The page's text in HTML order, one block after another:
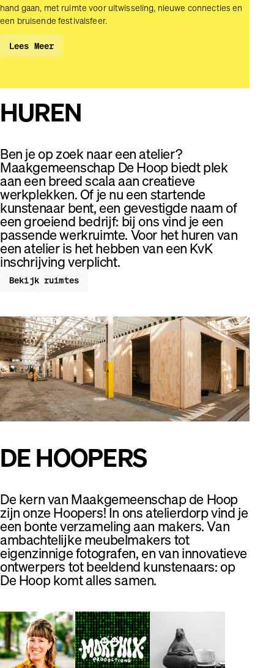
hand gaan, met ruimte voor uitwisseling, nieuwe connecties en
een bruisende festivalsfeer.
Lees Meer
HUREN
Ben je op zoek naar een atelier?
Maakgemeenschap De Hoop biedt plek
aan een breed scala aan creatieve
werkplekken. Of je nu een startende
kunstenaar bent, een gevestigde naam of
een groeiend bedrijf: bij ons vind je een
passende werkruimte. Voor het huren van
een atelier is het hebben van een KvK
inschrijving verplicht.
Bekijk ruimtes
DE HOOPERS
De kern van Maakgemeenschap de Hoop
zijn onze Hoopers! In ons atelierdorp vind je
een bonte verzameling aan makers. Van
ambachtelijke meubelmakers tot
eigenzinnige fotografen, en van innovatieve
ontwerpers tot beeldend kunstenaars: op
De Hoop komt alles samen.